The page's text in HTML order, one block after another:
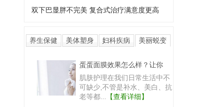
双下巴显胖不完美 复合式治疗满意度更高
养生保健 美体塑身 妇科疾病 美丽蜕变
蛋蛋面膜效果怎么样？让你
肌肤护理在我们日常生活中不
可缺少,不管是补水、美白、抗
老等都...
【查看详细】